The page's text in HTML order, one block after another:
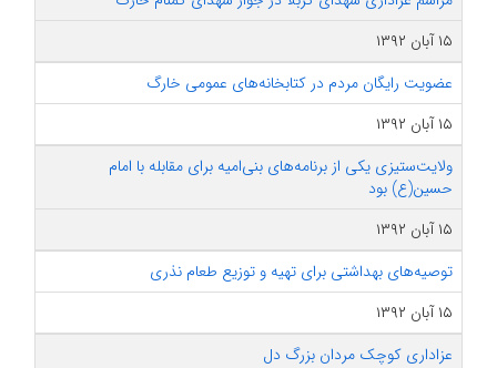
۱۵ آبان ۱۳۹۲
عضویت رایگان مردم در کتابخانه‌های عمومی خارگ
۱۵ آبان ۱۳۹۲
ولایت‌ستیزی یکی از برنامه‌های بنی‌امیه برای مقابله با امام
حسین(ع) بود
۱۵ آبان ۱۳۹۲
توصیه‌های بهداشتی برای تهیه و توزیع طعام نذری
۱۵ آبان ۱۳۹۲
عزاداری کوچک مردان بزرگ دل